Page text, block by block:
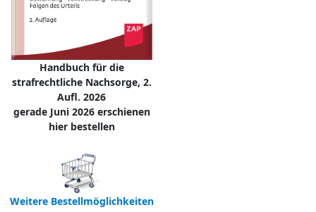
Handbuch für die
strafrechtliche Nachsorge, 2.
Aufl. 2026
gerade Juni 2026 erschienen
hier bestellen
Weitere Bestellmöglichkeiten